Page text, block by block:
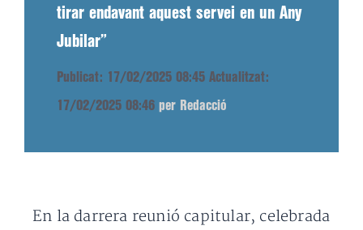
tirar endavant aquest servei en un Any
Jubilar”
Publicat: 17/02/2025 08:45 Actualitzat:
17/02/2025 08:46 per Redacció
En la darrera reunió capitular, celebrada